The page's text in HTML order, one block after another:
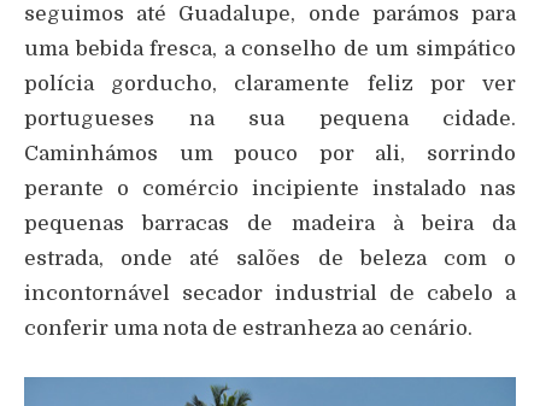
seguimos até Guadalupe, onde parámos para
uma bebida fresca, a conselho de um simpático
polícia gorducho, claramente feliz por ver
portugueses na sua pequena cidade.
Caminhámos um pouco por ali, sorrindo
perante o comércio incipiente instalado nas
pequenas barracas de madeira à beira da
estrada, onde até salões de beleza com o
incontornável secador industrial de cabelo a
conferir uma nota de estranheza ao cenário.